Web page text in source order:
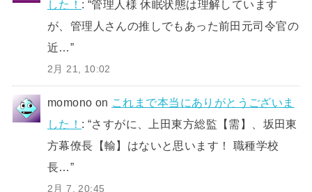
した！ : “管理人様 休眠状態は理解しています
が、管理人さんの推しでもあった前田元司令官の
近…”
2月 21, 10:02
momono on これまで本当にありがとうございま
した！ : “さすがに、上田東方総監【需】、坂田東
方幕僚長【輸】はないと思います！ 職種学校
長…”
2月 7, 20:45